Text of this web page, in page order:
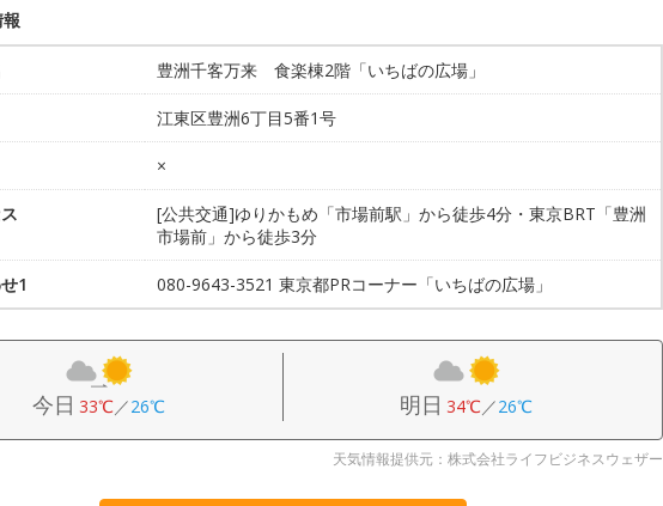
豊洲千客万来 食楽棟2階「いちばの広場」
江東区豊洲6丁目5番1号
×
[公共交通]ゆりかもめ「市場前駅」から徒歩4分・東京BRT「豊洲
市場前」から徒歩3分
1 080-9643-3521 東京都PRコーナー「いちばの広場」
今日 33℃／26℃ 明日 34℃／26℃
天気情報提供元：株式会社ライフビジネスウェザー